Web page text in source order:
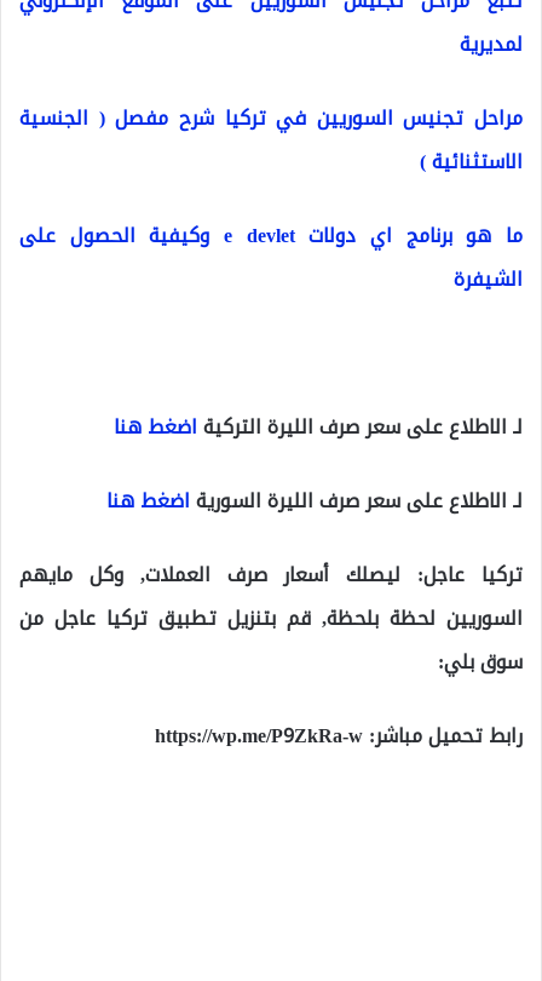
لمديرية
مراحل تجنيس السوريين في تركيا شرح مفصل ( الجنسية
الاستثنائية )
ما هو برنامج اي دولات e devlet وكيفية الحصول على
الشيفرة
لـ الاطلاع على سعر صرف الليرة التركيةاضغط هنا
لـ الاطلاع على سعر صرف الليرة السوريةاضغط هنا
تركيا عاجل: ليصلك أسعار صرف العملات, وكل مايهم
السوريين لحظة بلحظة, قم بتنزيل تطبيق تركيا عاجل من
سوق بلي:
رابط تحميل مباشر:https://wp.me/P9ZkRa-w